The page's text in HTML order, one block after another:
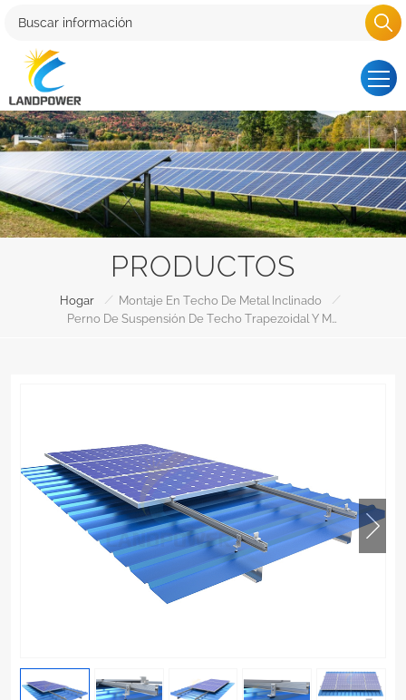
PRODUCTOS
Hogar / Montaje En Techo De Metal Inclinado
/